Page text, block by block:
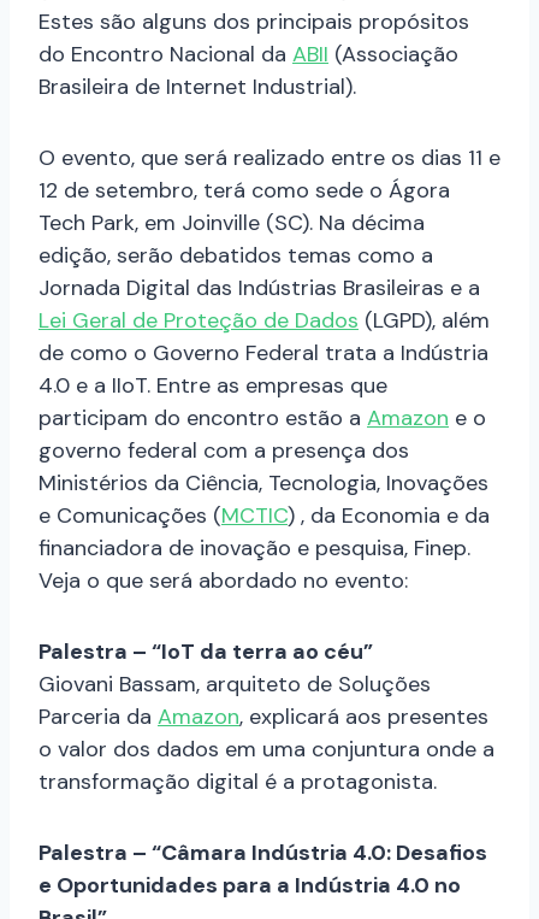
Estes são alguns dos principais propósitos
do Encontro Nacional da ABII (Associação
Brasileira de Internet Industrial).
O evento, que será realizado entre os dias 11 e
12 de setembro, terá como sede o Ágora
Tech Park, em Joinville (SC). Na décima
edição, serão debatidos temas como a
Jornada Digital das Indústrias Brasileiras e a
Lei Geral de Proteção de Dados (LGPD), além
de como o Governo Federal trata a Indústria
4.0 e a IIoT. Entre as empresas que
participam do encontro estão a Amazon e o
governo federal com a presença dos
Ministérios da Ciência, Tecnologia, Inovações
e Comunicações (MCTIC) , da Economia e da
financiadora de inovação e pesquisa, Finep.
Veja o que será abordado no evento:
Palestra – “IoT da terra ao céu”
Giovani Bassam, arquiteto de Soluções
Parceria da Amazon, explicará aos presentes
o valor dos dados em uma conjuntura onde a
transformação digital é a protagonista.
Palestra – “Câmara Indústria 4.0: Desafios
e Oportunidades para a Indústria 4.0 no